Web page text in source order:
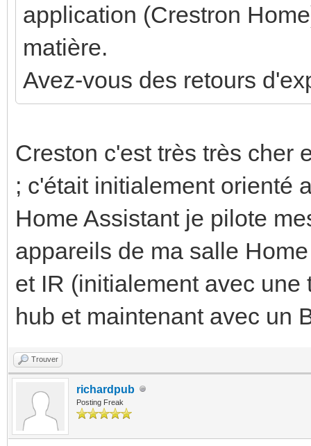
application (Crestron
matière.
Avez-vous des retours
Creston c'est très très cher
; c'était initialement orienté
Home Assistant je pilote
appareils de ma salle
et IR (initialement avec
hub et maintenant avec un
Trouver
richardpub
Posting Freak